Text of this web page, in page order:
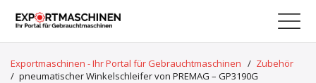
Exportmaschinen - Ihr Portal für Gebrauchtmaschinen / Zubehör
/ pneumatischer Winkelschleifer von PREMAG – GP3190G